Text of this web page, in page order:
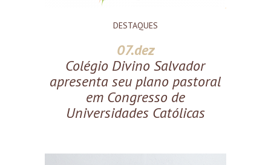
DESTAQUES
07.dez
Colégio Divino Salvador
apresenta seu plano pastoral
em Congresso de
Universidades Católicas